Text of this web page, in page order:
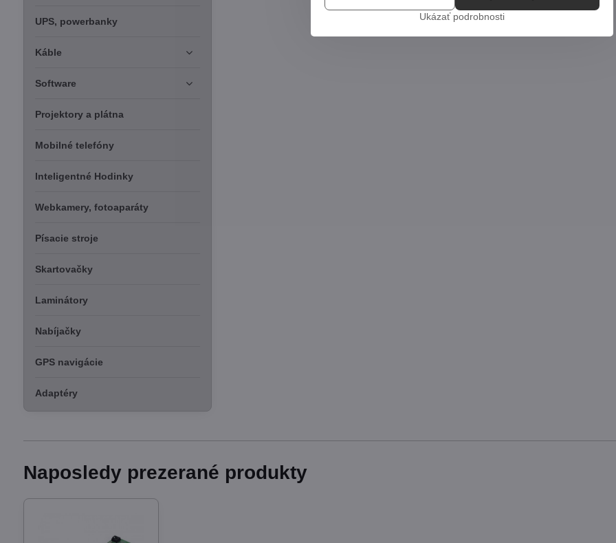
UPS, powerbanky
Káble
Software
Projektory a plátna
Mobilné telefóny
Inteligentné Hodinky
Webkamery, fotoaparáty
Písacie stroje
Skartovačky
Laminátory
Nabíjačky
GPS navigácie
Adaptéry
Naposledy prezerané produkty
Ukázať podrobnosti